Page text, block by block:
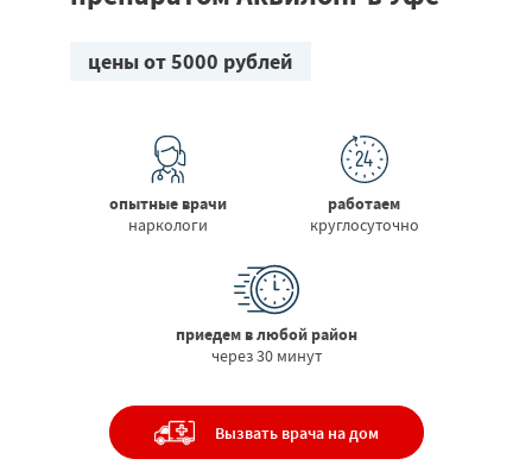
цены от 5000 рублей
опытные врачи
наркологи
работаем
круглосуточно
приедем в любой район
через 30 минут
Вызвать врача на дом